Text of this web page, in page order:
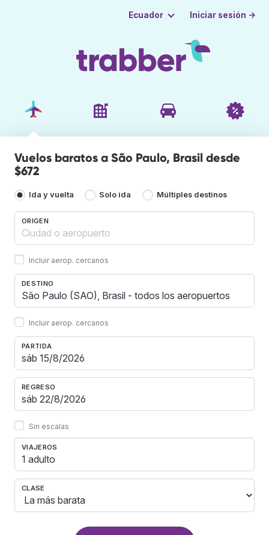
Ecuador Iniciar sesión →
Vuelos baratos a São Paulo, Brasil desde
$672
Ida y vuelta Solo ida Múltiples destinos
ORIGEN
Incluir aerop. cercanos
DESTINO
Incluir aerop. cercanos
PARTIDA
REGRESO
Sin escalas
VIAJEROS
1 adulto
CLASE